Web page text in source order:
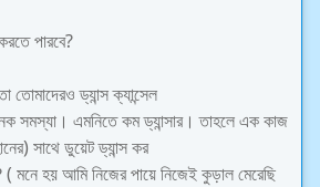
পারবে?
ড্যান্স ক্যান্সেল
সমস্যা। এমনিতে কম ড্যান্সার। তাহলে এক কাজ
সাথে ডুয়েট ড্যান্স কর
( মনে হয় আমি নিজের পায়ে নিজেই কুড়াল মেরেছি